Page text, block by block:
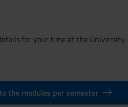
for your time at the
the modules per semester